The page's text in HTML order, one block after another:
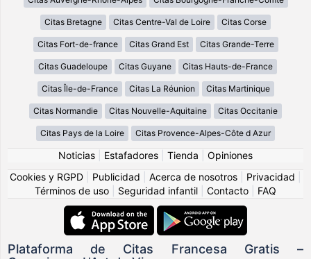
Citas Bretagne Citas Centre-Val de Loire Citas Corse
Citas Fort-de-france Citas Grand Est Citas Grande-Terre
Citas Guadeloupe Citas Guyane Citas Hauts-de-France
Citas Île-de-France Citas La Réunion Citas Martinique
Citas Normandie Citas Nouvelle-Aquitaine Citas Occitanie
Citas Pays de la Loire Citas Provence-Alpes-Côte d Azur
Noticias Estafadores Tienda
Opiniones
Cookies y RGPD
Publicidad Acerca de nosotros Privacidad
Términos de uso
Seguridad infantil Contacto FAQ
Plataforma de Citas Francesa Gratis –